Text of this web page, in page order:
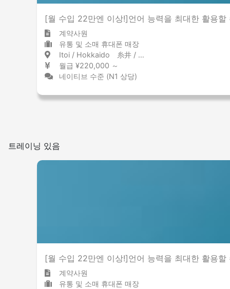
[월 수입 22만엔 이상!]언어 능력을 최대한 활용
계약사원
유통 및 소매 휴대폰 매장
Itoi / Hokkaido 糸井 / 北海道
월급 ¥220,000 ～
네이티브 수준 (N1 상당)
트레이닝 있음
[월 수입 22만엔 이상!]언어 능력을 최대한 활용
계약사원
유통 및 소매 휴대폰 매장